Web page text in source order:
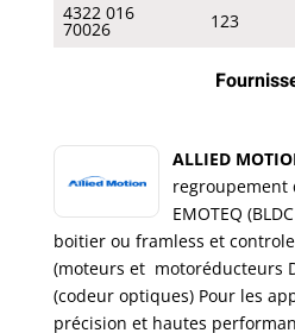
4322 016
70026 123
ALLIED
regroupement
EMOTEQ
boitier ou framless et
(moteurs et motoréducteurs
(codeur optiques) Pour les
précision et hautes